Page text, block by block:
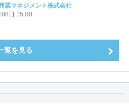
」
業マネジメント株式会社
日 15:00
覧を見る